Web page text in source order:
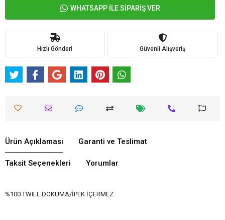
WHATSAPP İLE SİPARİŞ VER
Hızlı Gönderi Güvenli Alışveriş
Ürün Açıklaması Garanti ve Teslimat
Taksit Seçenekleri Yorumlar
%100 TWILL DOKUMA/İPEK İÇERMEZ